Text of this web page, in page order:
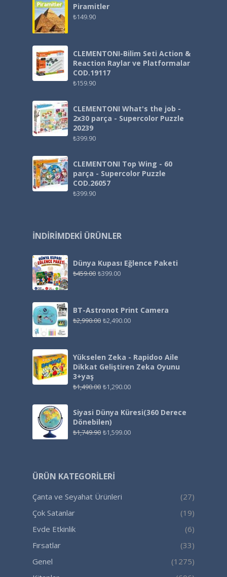
Piramitler
₺149.90
CLEMENTONI-Bilim Seti Action &
Reaction Raylar ve Platformalar
COD.19117
₺159.90
CLEMENTONI What's the job -
2x30 parça - Supercolor Puzzle
20239
₺399.90
CLEMENTONI Top Wing - 60
parça - Supercolor Puzzle
COD.26057
₺399.90
İNDIRIMDEKI ÜRÜNLER
Dünya Kupası Eğlence Paketi
₺459.00 ₺399.00
BT-Astronot Print Camera
₺2,990.00 ₺2,490.00
Yükselen Zeka - Rapidoo Aile
Dikkat Geliştiren Zeka Oyunu
3+yaş
₺1,490.00 ₺1,290.00
Siyasi Dünya Küresi(360 Derece
Dönebilen)
₺1,749.90 ₺1,599.00
ÜRÜN KATEGORILERI
Çanta ve Seyahat Ürünleri
(27)
Çok Satanlar
(19)
Evde Etkinlik
(6)
Fırsatlar
(33)
Genel
(1275)